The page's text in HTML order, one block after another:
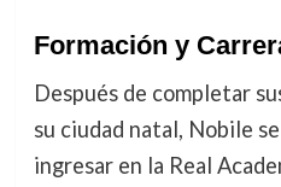
Formación y
Después de completar
su ciudad natal, Nobile
ingresar en la Real